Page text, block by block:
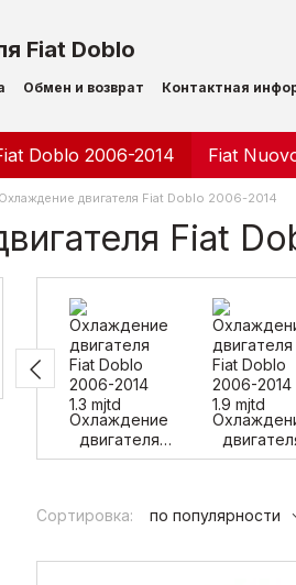
Fiat Doblo
Обмен и возврат Контактная
Doblo 2006-2014 Fiat
Охлаждение двигателя Fiat Doblo 2006-2014
Fiat
Охлаждение
двигателя
Fiat Doblo
Fiat
Сортировка:
по популярности